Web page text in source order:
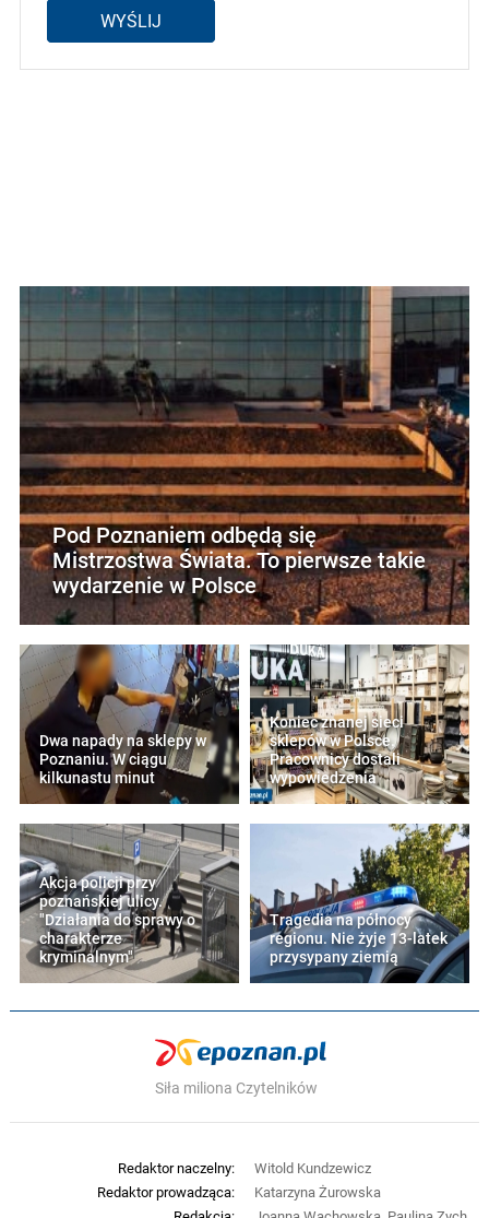
WYŚLIJ
Pod Poznaniem odbędą się
Mistrzostwa Świata. To pierwsze takie
wydarzenie w Polsce
Dwa napady na sklepy w
Poznaniu. W ciągu
kilkunastu minut
Koniec znanej sieci
sklepów w Polsce.
Pracownicy dostali
wypowiedzenia
Akcja policji przy
poznańskiej ulicy.
"Działania do sprawy o
charakterze
kryminalnym"
Tragedia na północy
regionu. Nie żyje 13-latek
przysypany ziemią
Siła miliona Czytelników
Redaktor naczelny:
Witold Kundzewicz
Redaktor prowadząca:
Katarzyna Żurowska